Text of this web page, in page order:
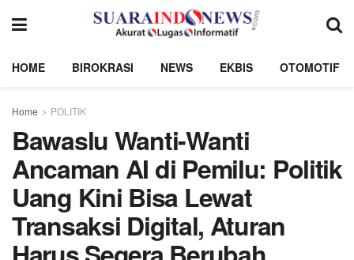
HOME BIROKRASI NEWS EKBIS OTOMOTIF
Home POLITIK
Bawaslu Wanti-Wanti
Ancaman AI di Pemilu: Politik
Uang Kini Bisa Lewat
Transaksi Digital, Aturan